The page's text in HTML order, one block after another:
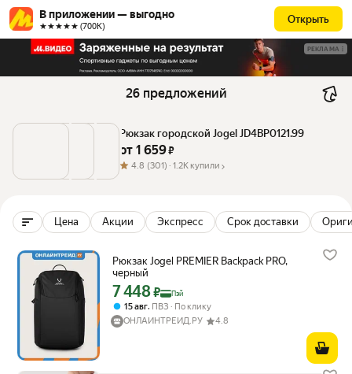
В приложении — выгодно
★★★★★ (700К)
Открыть
РЕКЛАМА
26 предложений
Рюкзак городской Jogel JD4BP0121.99
от 1 659 ₽
4.8 (301) · 1.2K купили
Цена Акции Экспресс Срок доставки
Рюкзак Jogel PREMIER Backpack PRO,
черный
Цена с картой Яндекс Пэй 7448 ₽ вместо
7 448₽ Пэй
15 авг, ПВЗ
По клику
ОНЛАЙНТРЕЙД.РУ
4.8